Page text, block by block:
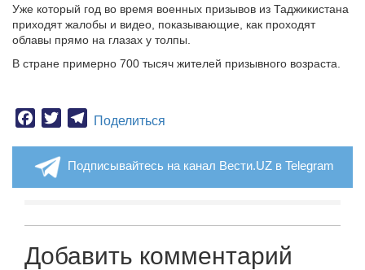
Уже который год во время военных призывов из Таджикистана
приходят жалобы и видео, показывающие, как проходят
облавы прямо на глазах у толпы.
В стране примерно 700 тысяч жителей призывного возраста.
Facebook
TwitterTelegram
Поделиться
Подписывайтесь на канал Вести.UZ в Telegram
Добавить комментарий